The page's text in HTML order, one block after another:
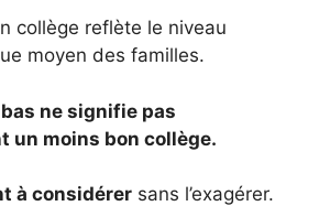
collège reflète le niveau
moyen des familles.
ne signifie pas
un moins bon collège.
à considérer sans l’exagérer.